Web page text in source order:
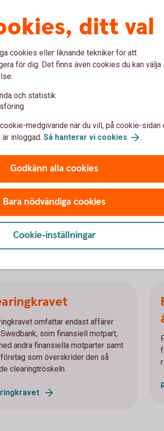
parter eller via en
För ETD gäller endast
krav så som clearing,
derivat.
för
att utbyta säkerheter för
omfattar endast affärer
som finansiell motpart,
andra finansiella motparter samt
som överskrider den så
clearingtröskeln.
ditt val
cookies eller liknande tekniker för att
för dig. Det finns även cookies du kan välja
och statistik
medgivande när du vill, på cookie-sidan
inloggad. Så hanterar vi cookies .
Godkänn alla cookies
Bara nödvändiga cookies
Cookie-inställningar